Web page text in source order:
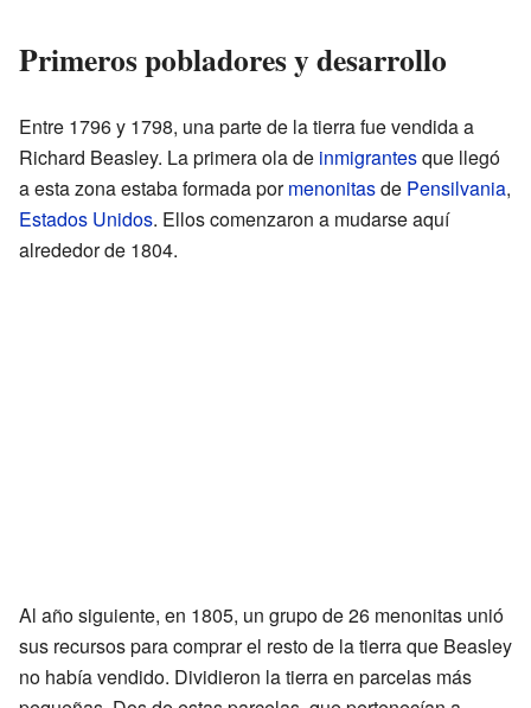
Primeros pobladores y desarrollo
Entre 1796 y 1798, una parte de la tierra fue vendida a
Richard Beasley. La primera ola de inmigrantesque llegó
a esta zona estaba formada pormenonitasde Pensilvania,
Estados Unidos. Ellos comenzaron a mudarse aquí
alrededor de 1804.
Al año siguiente, en 1805, un grupo de 26 menonitas unió
sus recursos para comprar el resto de la tierra que Beasley
no había vendido. Dividieron la tierra en parcelas más